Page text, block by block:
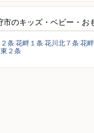
市のキッズ・ベビー・お
条 花畔１条 花川北７条 花
２条